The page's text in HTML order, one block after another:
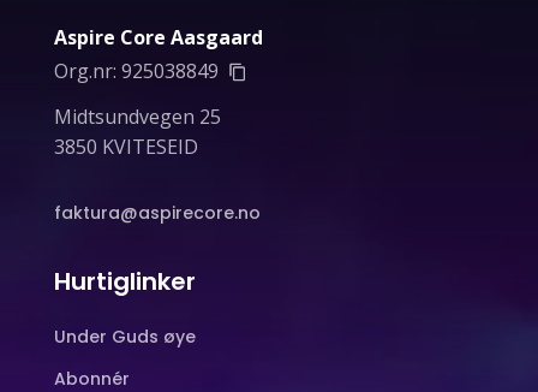
Aspire Core Aasgaard
Org.nr: 925038849
Midtsundvegen 25
3850 KVITESEID
faktura@aspirecore.no
Hurtiglinker
Under Guds øye
Abonnér